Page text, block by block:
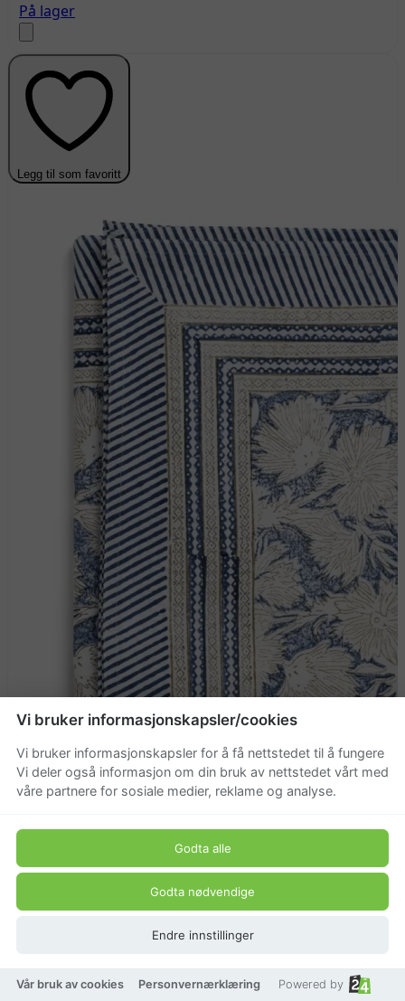
På lager
Legg til som favoritt
Vi bruker informasjonskapsler/cookies
Vi bruker informasjonskapsler for å få nettstedet til å fungere
Vi deler også informasjon om din bruk av nettstedet vårt med
våre partnere for sosiale medier, reklame og analyse.
Godta alle
Godta nødvendige
Endre innstillinger
Vår bruk av cookies Personvernærklæring Powered by